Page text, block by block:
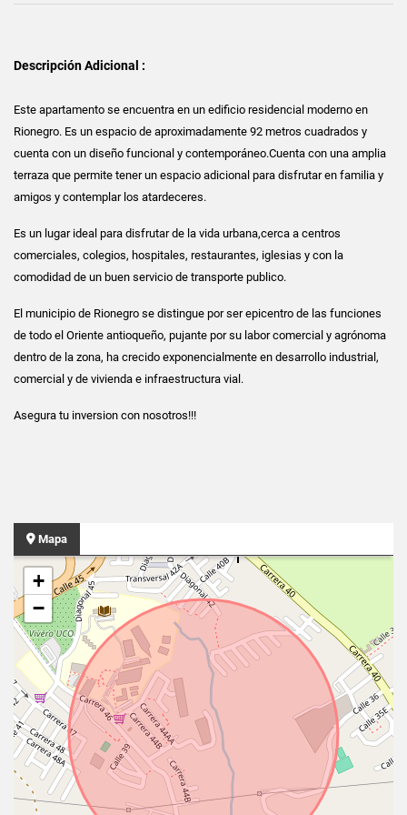
Descripción Adicional :
Este apartamento se encuentra en un edificio residencial moderno en
Rionegro. Es un espacio de aproximadamente 92 metros cuadrados y
cuenta con un diseño funcional y contemporáneo.Cuenta con una amplia
terraza que permite tener un espacio adicional para disfrutar en familia y
amigos y contemplar los atardeceres.
Es un lugar ideal para disfrutar de la vida urbana,cerca a centros
comerciales, colegios, hospitales, restaurantes, iglesias y con la
comodidad de un buen servicio de transporte publico.
El municipio de Rionegro se distingue por ser epicentro de las funciones
de todo el Oriente antioqueño, pujante por su labor comercial y agrónoma
dentro de la zona, ha crecido exponencialmente en desarrollo industrial,
comercial y de vivienda e infraestructura vial.
Asegura tu inversion con nosotros!!!
Mapa
+
−